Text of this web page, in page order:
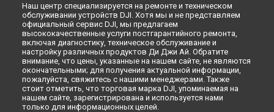
Наш центр специализируется на ремонте и техническом
обслуживании устройств DJI. Хотя мы и не представляем
официальный сервис DJI, мы предлагаем
высококачественные услуги постгарантийного ремонта,
включая диагностику, техническое обслуживание и
настройку различных продуктов Ди Джи Ай. Обратите
внимание, что цены, указанные на нашем сайте, не являются
окончательными; для получения актуальной информации,
пожалуйста, свяжитесь с нашими менеджерами. Также
стоит отметить, что торговая марка DJI, упоминаемая на
нашем сайте, зарегистрирована и используется нами
только для информационных целей.